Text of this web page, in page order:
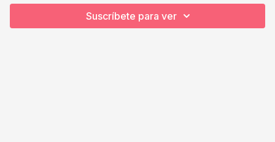
Suscríbete para ver